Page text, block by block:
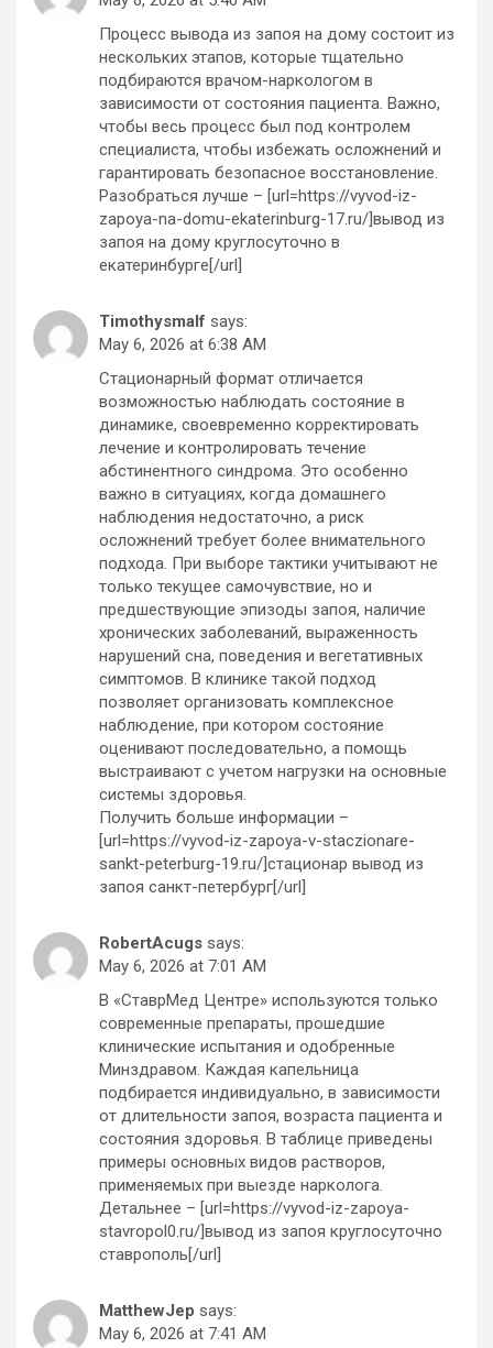
Процесс вывода из запоя на дому состоит из
нескольких этапов, которые тщательно
подбираются врачом-наркологом в
зависимости от состояния пациента. Важно,
чтобы весь процесс был под контролем
специалиста, чтобы избежать осложнений и
гарантировать безопасное восстановление.
Разобраться лучше – [url=https://vyvod-iz-
zapoya-na-domu-ekaterinburg-17.ru/]вывод из
запоя на дому круглосуточно в
екатеринбурге[/url]
Timothysmalf says:
May 6, 2026 at 6:38 AM
Стационарный формат отличается
возможностью наблюдать состояние в
динамике, своевременно корректировать
лечение и контролировать течение
абстинентного синдрома. Это особенно
важно в ситуациях, когда домашнего
наблюдения недостаточно, а риск
осложнений требует более внимательного
подхода. При выборе тактики учитывают не
только текущее самочувствие, но и
предшествующие эпизоды запоя, наличие
хронических заболеваний, выраженность
нарушений сна, поведения и вегетативных
симптомов. В клинике такой подход
позволяет организовать комплексное
наблюдение, при котором состояние
оценивают последовательно, а помощь
выстраивают с учетом нагрузки на основные
системы здоровья.
Получить больше информации –
[url=https://vyvod-iz-zapoya-v-staczionare-
sankt-peterburg-19.ru/]стационар вывод из
запоя санкт-петербург[/url]
RobertAcugs says:
May 6, 2026 at 7:01 AM
В «СтаврМед Центре» используются только
современные препараты, прошедшие
клинические испытания и одобренные
Минздравом. Каждая капельница
подбирается индивидуально, в зависимости
от длительности запоя, возраста пациента и
состояния здоровья. В таблице приведены
примеры основных видов растворов,
применяемых при выезде нарколога.
Детальнее – [url=https://vyvod-iz-zapoya-
stavropol0.ru/]вывод из запоя круглосуточно
ставрополь[/url]
MatthewJep says:
May 6, 2026 at 7:41 AM